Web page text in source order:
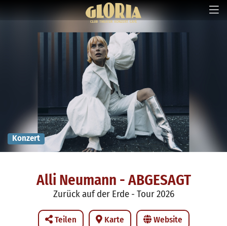
Konzert
Alli Neumann - ABGESAGT
Zurück auf der Erde - Tour 2026
Teilen Karte Website